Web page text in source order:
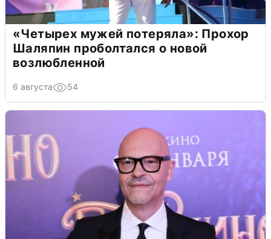
«Четырех мужей потеряла»: Прохор
Шаляпин проболтался о новой
возлюбленной
6 августа 54